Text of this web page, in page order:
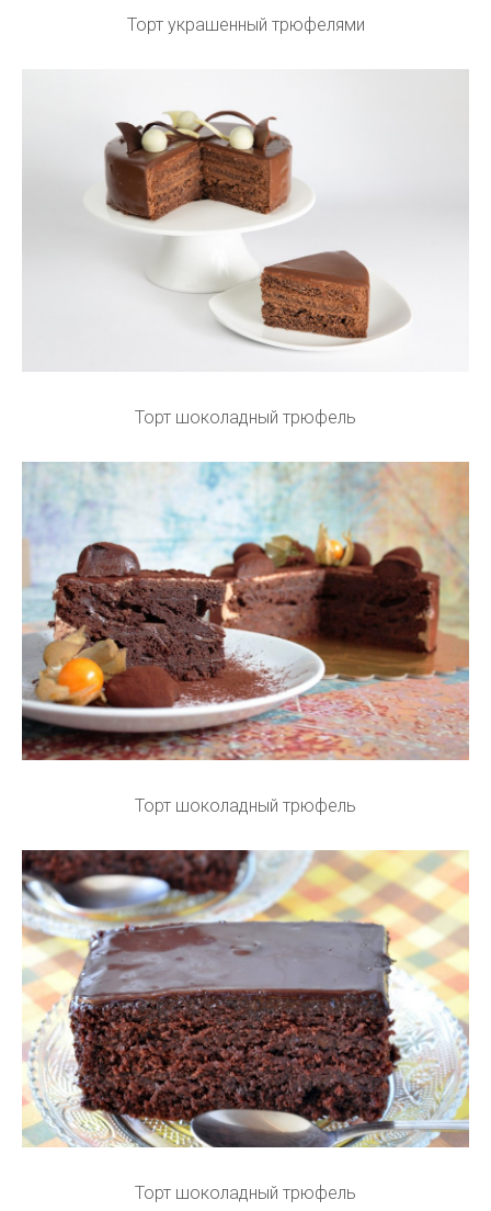
Торт украшенный трюфелями
Торт шоколадный трюфель
Торт шоколадный трюфель
Торт шоколадный трюфель